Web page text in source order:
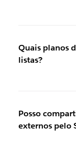
Quais planos
listas?
Posso
externos pelo